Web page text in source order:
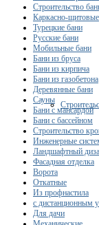
Строительство
Каркасно-щитовые
Турецкие бани
Русские бани
Мобильные бани
Бани из бруса
Бани из кирпича
Бани из газобетона
Деревянные бани
Сауны
Бани с мансардой
Бани с бассейном
Строительство
Инженерные
Ландшафтный
Фасадная отделка
Ворота
Откатные
Из профнастила
с дистанционным
Для дачи